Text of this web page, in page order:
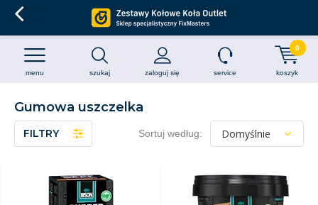
szukaj zaloguj się
menu service koszyk
0
Gumowa uszczelka
FILTRY Sortuj według: